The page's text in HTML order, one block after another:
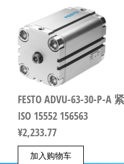
FESTO ADVU-63-30-P-
ISO 15552 156563
¥2,233.77
加入购物车